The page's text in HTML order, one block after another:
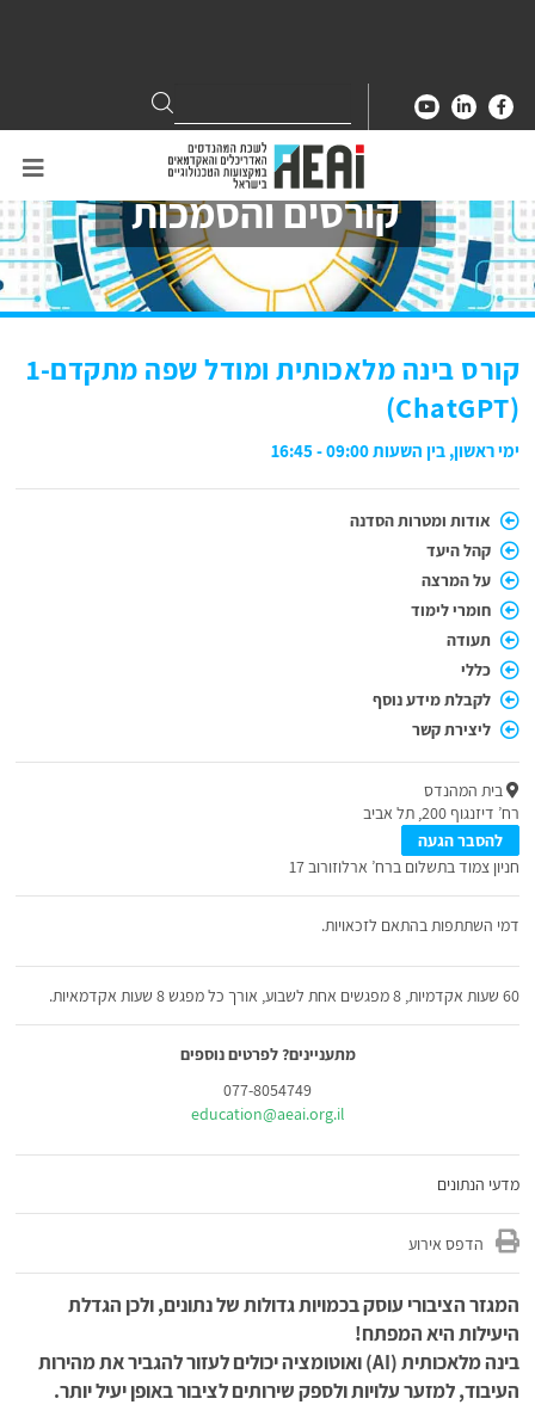
for:
Search
קורסים והסמכות
קורס בינה מלאכותית ומודל שפה מתקדם-1
(ChatGPT)
ימי ראשון, בין השעות 09:00 - 16:45
אודות ומטרות הסדנה
קהל היעד
על המרצה
חומרי לימוד
תעודה
כללי
לקבלת מידע נוסף
ליצירת קשר
בית המהנדס
רח’ דיזנגוף 200, תל אביב
להסבר הגעה
חניון צמוד בתשלום ברח’ ארלוזורוב 17
דמי השתתפות בהתאם לזכאויות.
60 שעות אקדמיות, 8 מפגשים אחת לשבוע, אורך כל מפגש 8 שעות אקדמאיות.
מתעניינים? לפרטים נוספים
077-8054749
education@aeai.org.il
מדעי הנתונים
הדפס אירוע
המגזר הציבורי עוסק בכמויות גדולות של נתונים, ולכן הגדלת
היעילות היא המפתח!
בינה מלאכותית (AI) ואוטומציה יכולים לעזור להגביר את מהירות
העיבוד, למזער עלויות ולספק שירותים לציבור באופן יעיל יותר.